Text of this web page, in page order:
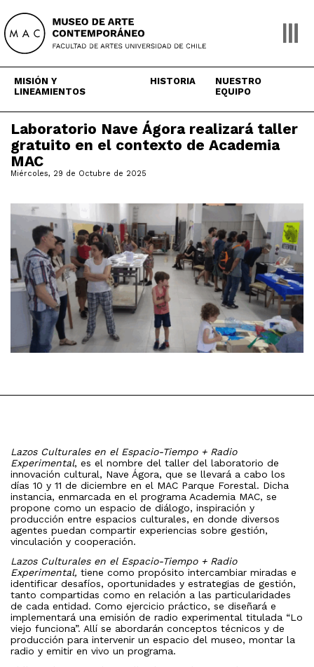
content
MISIÓN Y
LINEAMIENTOS
HISTORIA
NUESTRO
EQUIPO
Laboratorio Nave Ágora realizará taller
gratuito en el contexto de Academia
MAC
Miércoles, 29 de Octubre de 2025
Lazos Culturales en el Espacio-Tiempo + Radio
Experimental, es el nombre del taller del laboratorio de
innovación cultural, Nave Ágora, que se llevará a cabo los
días 10 y 11 de diciembre en el MAC Parque Forestal. Dicha
instancia, enmarcada en el programa Academia MAC, se
propone como un espacio de diálogo, inspiración y
producción entre espacios culturales, en donde diversos
agentes puedan compartir experiencias sobre gestión,
vinculación y cooperación.
Lazos Culturales en el Espacio-Tiempo + Radio
Experimental, tiene como propósito intercambiar miradas e
identificar desafíos, oportunidades y estrategias de gestión,
tanto compartidas como en relación a las particularidades
de cada entidad. Como ejercicio práctico, se diseñará e
implementará una emisión de radio experimental titulada “Lo
viejo funciona”. Allí se abordarán conceptos técnicos y de
producción para intervenir un espacio del museo, montar la
radio y emitir en vivo un programa.